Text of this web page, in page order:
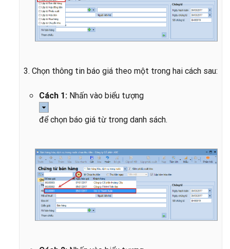
3. Chọn thông tin báo giá theo một trong hai cách sau:
Cách 1: Nhấn vào biểu tượng
để chọn báo giá từ trong danh sách.